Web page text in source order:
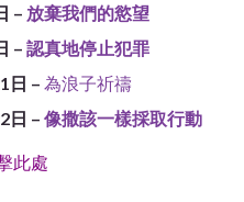
– 放棄我們的慾望
– 認真地停止犯罪
日 – 為浪子祈禱
日 – 像撒該一樣採取行動
此處